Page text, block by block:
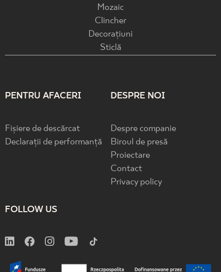
Mozaic
Clincher
Decorațiuni
Sticlă
PENTRU AFACERI
Fișiere de descărcat
Declarații de performanță
DESPRE NOI
Despre companie
Biroul de presă
Proiectare
Contact
Privacy policy
FOLLOW US